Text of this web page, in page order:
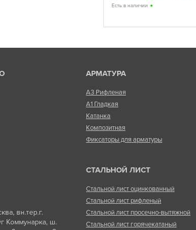
Есть в наличии
вн.тер.г.
Коммунарка, ш.
АРМАТУРА
А3 Рифленая
А1 Гладкая
Катанка
Композитная
Фиксаторы для арматуры
СТАЛЬНОЙ ЛИСТ
Стальной лист оцинкованный
Стальной лист рифленый
Стальной лист просечно-вытяжной
Стальной лист горячекатаный